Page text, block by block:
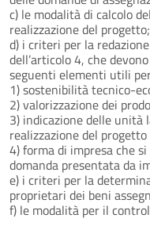
c) le modalità di calcolo
realizzazione del progetto;
d) i criteri per la
dell’articolo 4, che
seguenti elementi utili
1) sostenibilità tecnico-
2) valorizzazione dei
3) indicazione delle
realizzazione del
4) forma di impresa che
domanda presentata da
e) i criteri per la
proprietari dei beni
f) le modalità per il